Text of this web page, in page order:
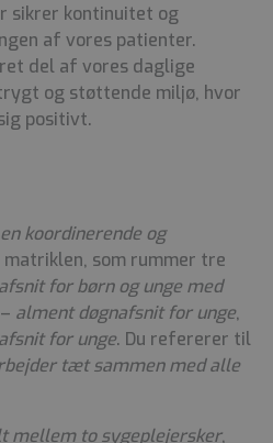
sikrer kontinuitet og
af vores patienter.
del af vores daglige
og støttende miljø, hvor
positivt.
koordinerende og
matriklen, som rummer tre
for børn og unge med
alment døgnafsnit for unge,
for unge. Du refererer til
tæt sammen med alle
mellem to sygeplejersker,